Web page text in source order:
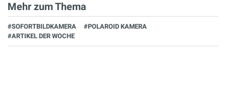
Mehr zum Thema
#SOFORTBILDKAMERA
#POLAROID KAMERA
#ARTIKEL DER WOCHE